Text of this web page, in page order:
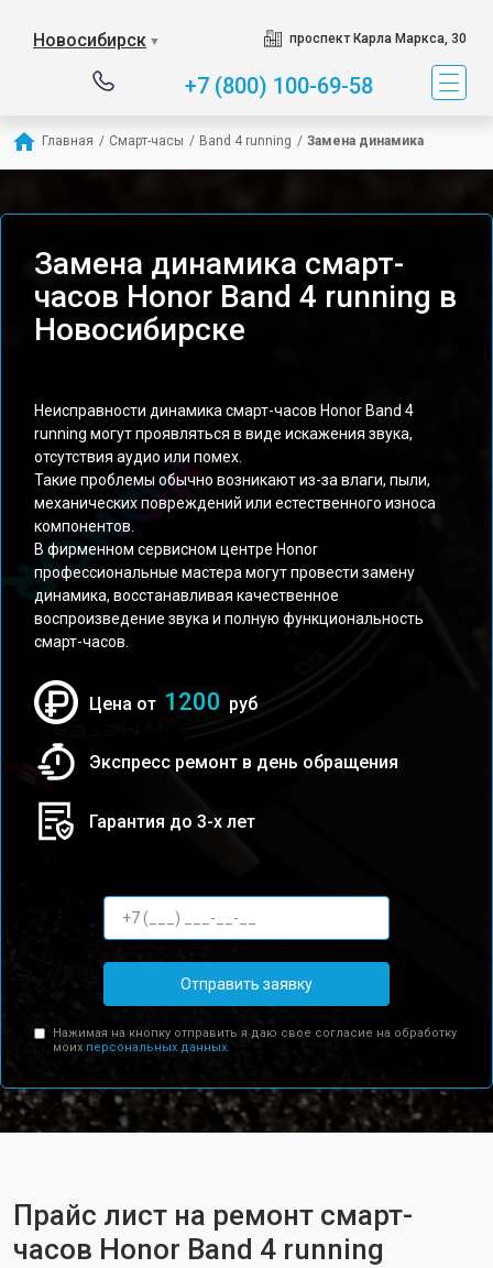
Новосибирск ▼ проспект Карла Маркса, 30
+7 (800) 100-69-58
Главная / Смарт-часы / Band 4 running / Замена динамика
Замена динамика смарт-
часов Honor Band 4 running в
Новосибирске
Неисправности динамика смарт-часов Honor Band 4
running могут проявляться в виде искажения звука,
отсутствия аудио или помех.
Такие проблемы обычно возникают из-за влаги, пыли,
механических повреждений или естественного износа
компонентов.
В фирменном сервисном центре Honor
профессиональные мастера могут провести замену
динамика, восстанавливая качественное
воспроизведение звука и полную функциональность
смарт-часов.
Цена от 1200 руб
Экспресс ремонт в день обращения
Гарантия до 3-х лет
Отправить заявку
Нажимая на кнопку отправить я даю свое согласие на обработку
моих персональных данных.
Прайс лист на ремонт смарт-
часов Honor Band 4 running